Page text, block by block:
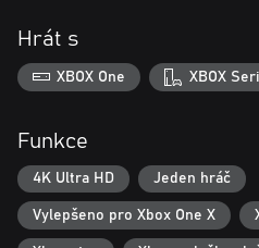
crafted by Andrew Gilmour
Feel the power of a seismic
former Celtic Frost guitarist, Curt
Forged from the ground-up by the
Complete the game to unlock Full
Hrát s
XBOX One XBOX
Funkce
4K Ultra HD Jeden hráč
Vylepšeno pro Xbox One X